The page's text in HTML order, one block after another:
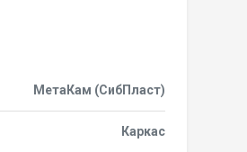
МетаКам (СибПласт)
Каркас